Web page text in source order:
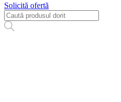
Solicită ofertă